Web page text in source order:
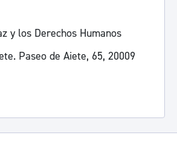
y los Derechos Humanos
Paseo de Aiete, 65, 20009